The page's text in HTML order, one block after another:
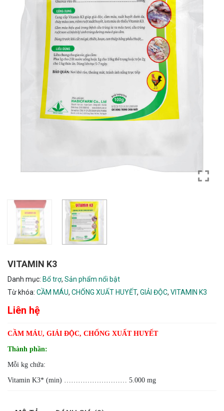
VITAMIN K3
Danh mục: Bổ trợ, Sản phẩm nổi bật
Từ khóa: CẦM MÁU, CHỐNG XUẤT HUYẾT, GIẢI ĐỘC, VITAMIN K3
Liên hệ
CẦM MÁU, GIẢI ĐỘC, CHỐNG XUẤT HUYẾT
Thành phần:
Mỗi kg chứa:
Vitamin K3* (min) ……………………… 5.000 mg